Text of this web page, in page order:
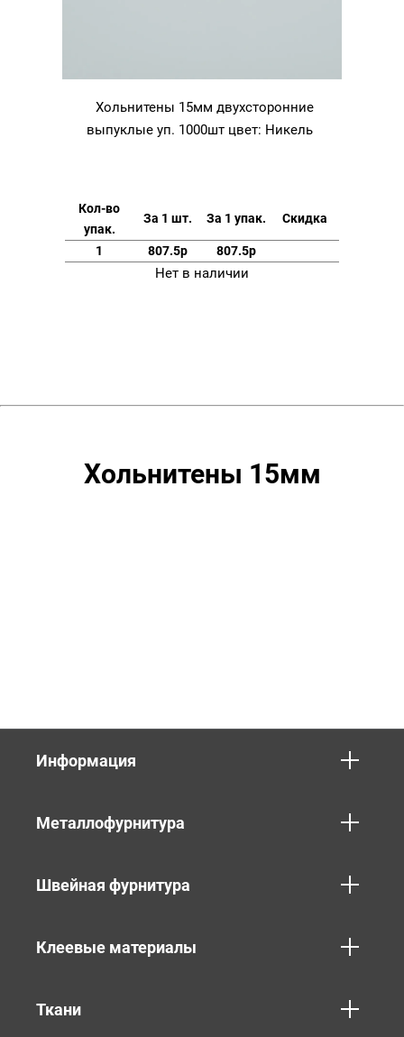
Хольнитены 15мм двухсторонние
выпуклые уп. 1000шт цвет: Никель
Кол-во
упак.
За 1 шт. За 1 упак. Скидка
1 807.5р 807.5р
Нет в наличии
Хольнитены 15мм
Информация
Металлофурнитура
Швейная фурнитура
Клеевые материалы
Ткани